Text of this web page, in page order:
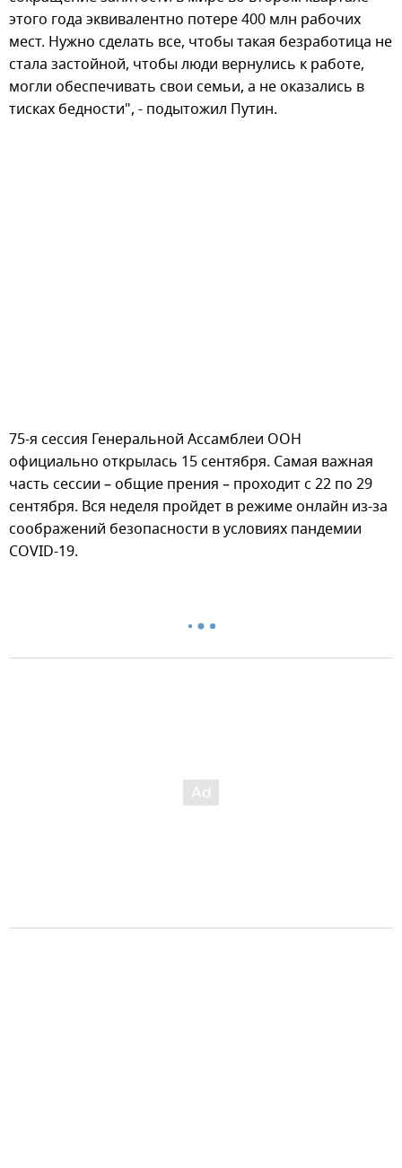
этого года эквивалентно потере 400 млн рабочих
мест. Нужно сделать все, чтобы такая безработица не
стала застойной, чтобы люди вернулись к работе,
могли обеспечивать свои семьи, а не оказались в
тисках бедности", - подытожил Путин.
75-я сессия Генеральной Ассамблеи ООН
официально открылась 15 сентября. Самая важная
часть сессии – общие прения – проходит с 22 по 29
сентября. Вся неделя пройдет в режиме онлайн из-за
соображений безопасности в условиях пандемии
COVID-19.